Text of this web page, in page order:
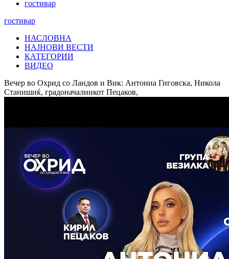
гостивар
гостивар
НАСЛОВНА
НАЈНОВИ ВЕСТИ
КАТЕГОРИИ
ВИДЕО
Вечер во Охрид со Ландов и Вик: Антониа Гиговска, Никола
Станишиќ, градоначалникот Пецаков,